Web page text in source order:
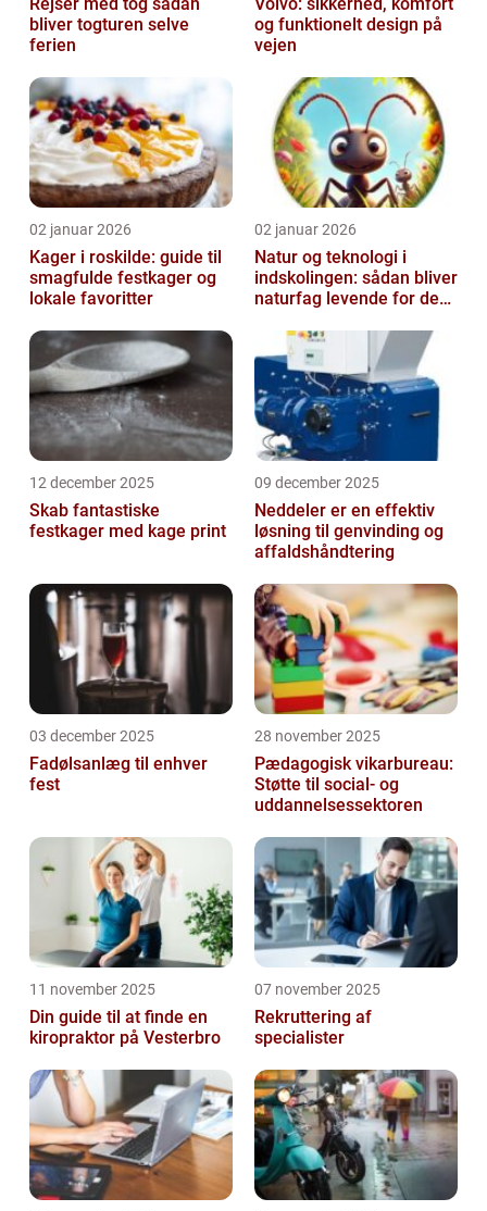
bliver togturen selve
ferien
og funktionelt design på
vejen
02 januar 2026
Kager i roskilde: guide til
smagfulde festkager og
lokale favoritter
02 januar 2026
Natur og teknologi i
indskolingen: sådan bliver
naturfag levende for de
12 december 2025
Skab fantastiske
festkager med kage print
09 december 2025
Neddeler er en effektiv
løsning til genvinding og
affaldshåndtering
03 december 2025
Fadølsanlæg til enhver
fest
28 november 2025
Pædagogisk vikarbureau:
Støtte til social- og
uddannelsessektoren
11 november 2025
Din guide til at finde en
kiropraktor på Vesterbro
07 november 2025
Rekruttering af
specialister